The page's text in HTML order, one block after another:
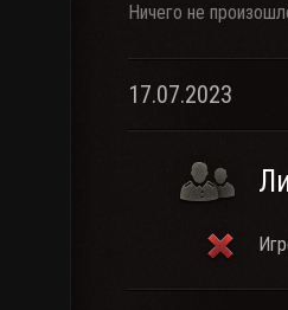
Ничего не
17.07.2023